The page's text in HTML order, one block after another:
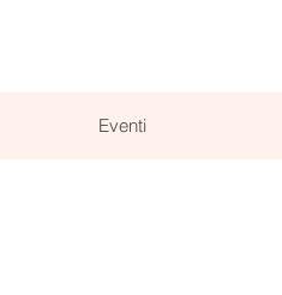
Eventi